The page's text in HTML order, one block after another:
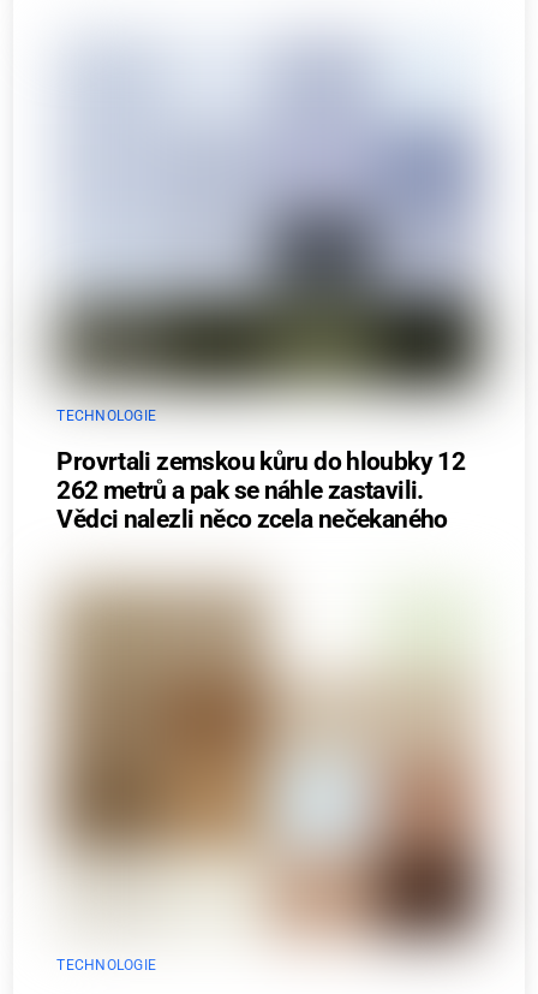
TECHNOLOGIE
Provrtali zemskou kůru do hloubky 12
262 metrů a pak se náhle zastavili.
Vědci nalezli něco zcela nečekaného
TECHNOLOGIE